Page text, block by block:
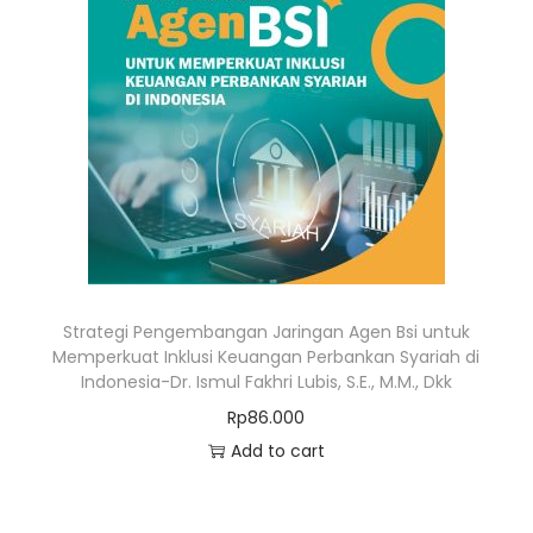
Strategi Pengembangan Jaringan Agen Bsi untuk
Memperkuat Inklusi Keuangan Perbankan Syariah di
Indonesia-Dr. Ismul Fakhri Lubis, S.E., M.M., Dkk
Rp86.000
Add to cart